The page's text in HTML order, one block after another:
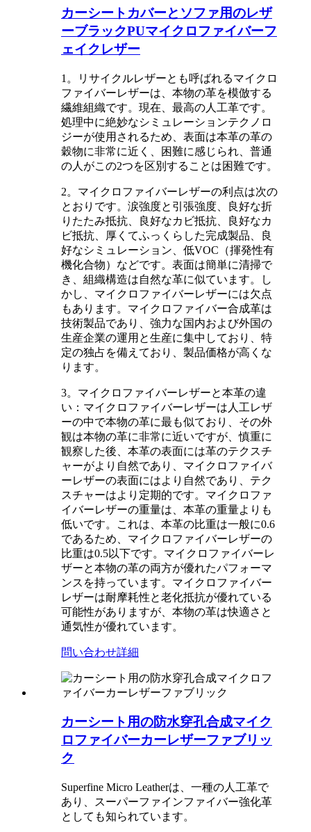
カーシートカバーとソファ用のレザ
ーブラックPUマイクロファイバーフ
ェイクレザー
1。リサイクルレザーとも呼ばれるマイクロ
ファイバーレザーは、本物の革を模倣する
繊維組織です。現在、最高の人工革です。
処理中に絶妙なシミュレーションテクノロ
ジーが使用されるため、表面は本革の革の
穀物に非常に近く、困難に感じられ、普通
の人がこの2つを区別することは困難です。
2。マイクロファイバーレザーの利点は次の
とおりです。涙強度と引張強度、良好な折
りたたみ抵抗、良好なカビ抵抗、良好なカ
ビ抵抗、厚くてふっくらした完成製品、良
好なシミュレーション、低VOC（揮発性有
機化合物）などです。表面は簡単に清掃で
き、組織構造は自然な革に似ています。し
かし、マイクロファイバーレザーには欠点
もあります。マイクロファイバー合成革は
技術製品であり、強力な国内および外国の
生産企業の運用と生産に集中しており、特
定の独占を備えており、製品価格が高くな
ります。
3。マイクロファイバーレザーと本革の違
い：マイクロファイバーレザーは人工レザ
ーの中で本物の革に最も似ており、その外
観は本物の革に非常に近いですが、慎重に
観察した後、本革の表面には革のテクスチ
ャーがより自然であり、マイクロファイバ
ーレザーの表面にはより自然であり、テク
スチャーはより定期的です。マイクロファ
イバーレザーの重量は、本革の重量よりも
低いです。これは、本革の比重は一般に0.6
であるため、マイクロファイバーレザーの
比重は0.5以下です。マイクロファイバーレ
ザーと本物の革の両方が優れたパフォーマ
ンスを持っています。マイクロファイバー
レザーは耐摩耗性と老化抵抗が優れている
可能性がありますが、本物の革は快適さと
通気性が優れています。
問い合わせ詳細
カーシート用の防水穿孔合成マイク
ロファイバーカーレザーファブリッ
ク
Superfine Micro Leatherは、一種の人工革で
あり、スーパーファインファイバー強化革
としても知られています。 ‌